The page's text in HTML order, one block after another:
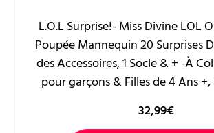
L.O.L Surprise!- Miss Divine LOL
Poupée Mannequin 20 Surprises
des Accessoires, 1 Socle & + -À
pour garçons & Filles de 4 Ans +,
32,99€